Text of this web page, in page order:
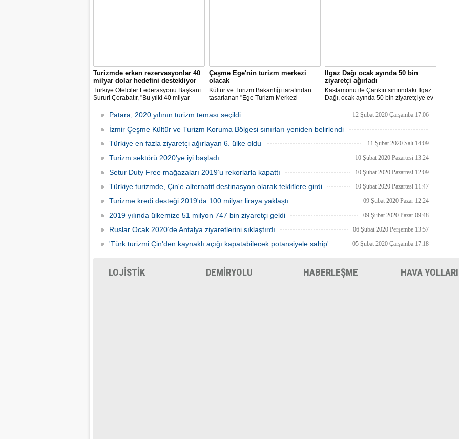
Turizmde erken rezervasyonlar 40
milyar dolar hedefini destekliyor
Türkiye Otelciler Federasyonu Başkanı
Sururi Çorabatır, "Bu yılki 40 milyar
ilerliyoruz. Erken rezervasyonlar da bu
hedefi destekler nitelikte." dedi.
Çeşme Ege'nin turizm merkezi
olacak
Kültür ve Turizm Bakanlığı tarafından
tasarlanan "Ege Turizm Merkezi -
turizminin 12 aya yayılması ve 100 bin
kişinin istihdam edilmesi hedefleniyor.
Ilgaz Dağı ocak ayında 50 bin
ziyaretçi ağırladı
Kastamonu ile Çankırı sınırındaki Ilgaz
Dağı, ocak ayında 50 bin ziyaretçiye ev
Patara, 2020 yılının turizm teması seçildi 12 Şubat 2020 Çarşamba 17:06
İzmir Çeşme Kültür ve Turizm Koruma Bölgesi sınırları yeniden belirlendi
12 Şubat 2020 Çarşamba 12:31
Türkiye en fazla ziyaretçi ağırlayan 6. ülke oldu 11 Şubat 2020 Salı 14:09
Turizm sektörü 2020'ye iyi başladı 10 Şubat 2020 Pazartesi 13:24
Setur Duty Free mağazaları 2019’u rekorlarla kapattı 10 Şubat 2020 Pazartesi 12:09
Türkiye turizmde, Çin'e alternatif destinasyon olarak tekliflere girdi 10 Şubat 2020 Pazartesi 11:47
Turizme kredi desteği 2019'da 100 milyar liraya yaklaştı 09 Şubat 2020 Pazar 12:24
2019 yılında ülkemize 51 milyon 747 bin ziyaretçi geldi 09 Şubat 2020 Pazar 09:48
Ruslar Ocak 2020’de Antalya ziyaretlerini sıklaştırdı 06 Şubat 2020 Perşembe 13:57
'Türk turizmi Çin'den kaynaklı açığı kapatabilecek potansiyele sahip' 05 Şubat 2020 Çarşamba 17:18
LOJİSTİK DEMİRYOLU HABERLEŞME HAVA YOLLARI